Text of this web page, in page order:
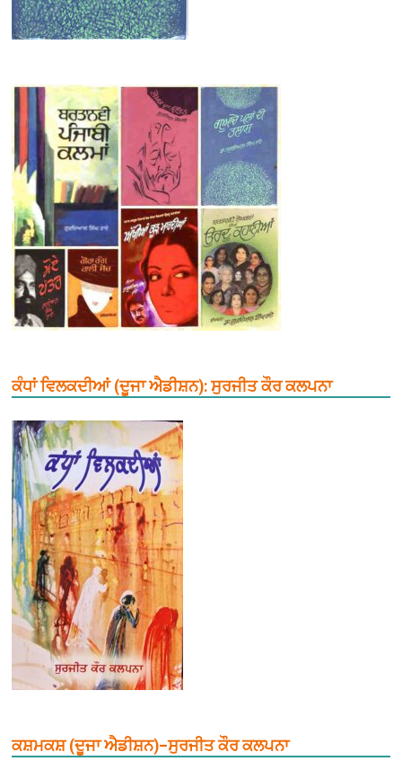
ਕੰਧਾਂ ਵਿਲਕਦੀਆਂ (ਦੂਜਾ ਐਡੀਸ਼ਨ): ਸੁਰਜੀਤ ਕੌਰ ਕਲਪਨਾ
ਕਸ਼ਮਕਸ਼ (ਦੂਜਾ ਐਡੀਸ਼ਨ)–ਸੁਰਜੀਤ ਕੌਰ ਕਲਪਨਾ